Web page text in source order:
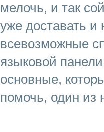
мелочь, и так
уже доставать и
всевозможные
языковой
основные,
помочь, один из